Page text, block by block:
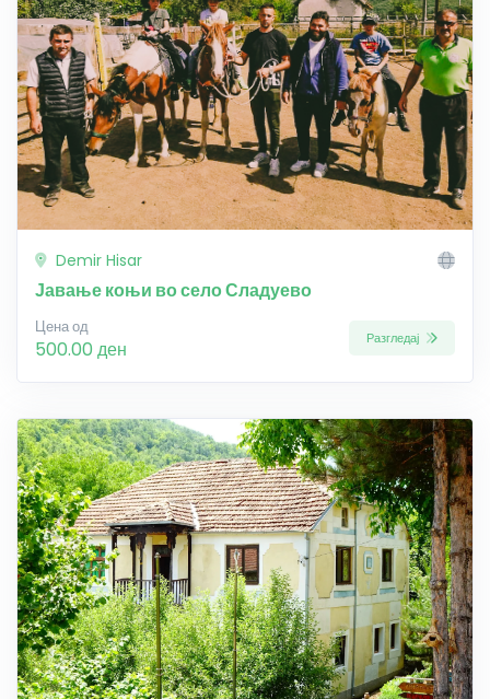
Demir Hisar
Јавање коњи во село Сладуево
Цена од
500.00 ден Разгледај